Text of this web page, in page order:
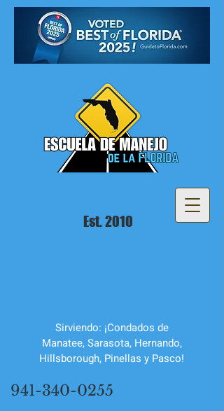
Sirviendo: ¡Condados de
Manatee, Sarasota, Hernando,
Hillsborough, Pinellas y Pasco!
941-340-0255
Est. 2010